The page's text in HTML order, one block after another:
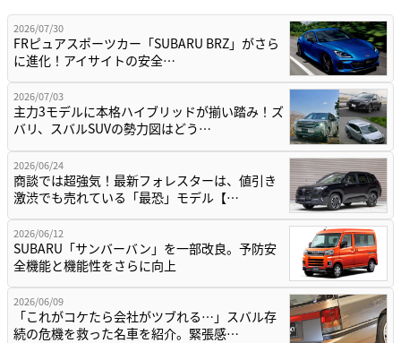
2026/07/30
FRピュアスポーツカー「SUBARU BRZ」がさら
に進化！アイサイトの安全…
2026/07/03
主力3モデルに本格ハイブリッドが揃い踏み！ズ
バリ、スバルSUVの勢力図はどう…
2026/06/24
商談では超強気！最新フォレスターは、値引き
激渋でも売れている「最恐」モデル【…
2026/06/12
SUBARU「サンバーバン」を一部改良。予防安
全機能と機能性をさらに向上
2026/06/09
「これがコケたら会社がツブれる…」スバル存
続の危機を救った名車を紹介。緊張感…